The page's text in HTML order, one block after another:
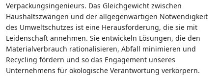
Verpackungsingenieurs. Das Gleichgewicht zwischen
Haushaltszwängen und der allgegenwärtigen Notwendigkeit
des Umweltschutzes ist eine Herausforderung, die sie mit
Leidenschaft annehmen. Sie entwickeln Lösungen, die den
Materialverbrauch rationalisieren, Abfall minimieren und
Recycling fördern und so das Engagement unseres
Unternehmens für ökologische Verantwortung verkörpern.